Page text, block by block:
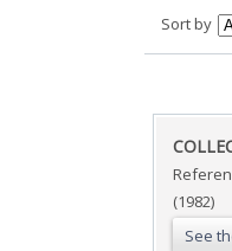
Sort by
(1982)
See